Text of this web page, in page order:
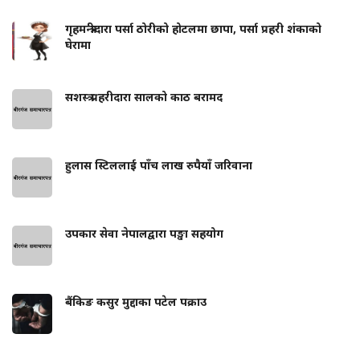
गृहमन्त्रीदारा पर्सा ठोरीको होटलमा छापा, पर्सा प्रहरी शंकाको
घेरामा
सशस्त्र प्रहरीदारा सालको काठ बरामद
हुलास स्टिललाई पाँच लाख रुपैयाँ जरिवाना
उपकार सेवा नेपालद्वारा पङ्खा सहयोग
बैंकिङ कसुर मुद्दाका पटेल पक्राउ